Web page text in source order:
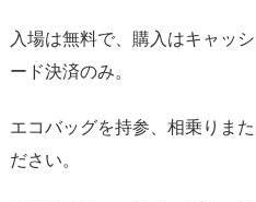
入場は無料で、 購入はキャッ
ード決済のみ。
エコバッグを持参、相乗りま
ださい。